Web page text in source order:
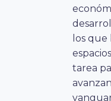
los
tarea